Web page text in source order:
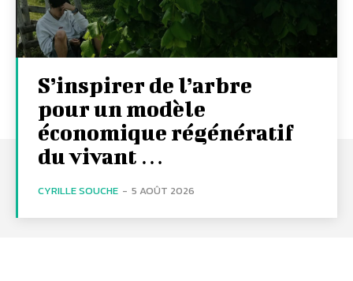
S’inspirer de l’arbre
pour un modèle
économique régénératif
du vivant …
CYRILLE SOUCHE - 5 AOÛT 2026